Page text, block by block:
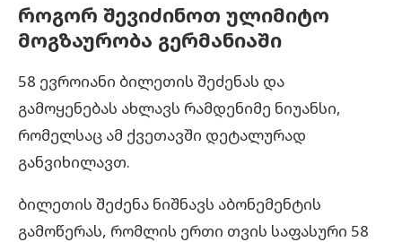
როგორ შევიძინოთ ულიმიტო
მოგზაურობა გერმანიაში
58 ევროიანი ბილეთის შეძენას და
გამოყენებას ახლავს რამდენიმე ნიუანსი,
რომელსაც ამ ქვეთავში დეტალურად
განვიხილავთ.
ბილეთის შეძენა ნიშნავს აბონემენტის
გამოწერას, რომლის ერთი თვის საფასური 58